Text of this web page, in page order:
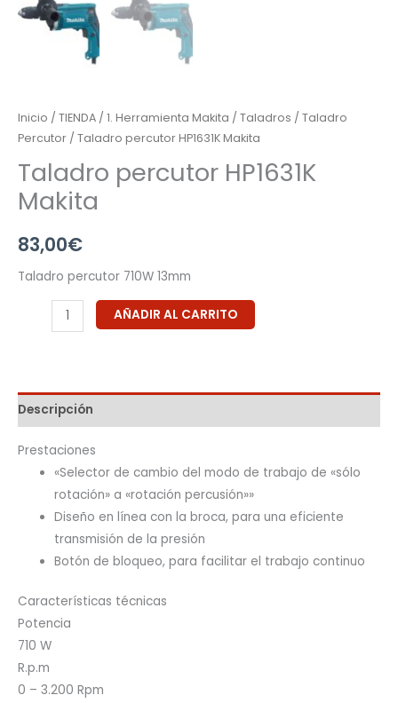
Inicio / TIENDA / 1. Herramienta Makita / Taladros / Taladro
Percutor / Taladro percutor HP1631K Makita
Taladro percutor HP1631K
Makita
83,00€
Taladro percutor 710W 13mm
AÑADIR AL CARRITO
Descripción
Prestaciones
«Selector de cambio del modo de trabajo de «sólo
rotación» a «rotación percusión»»
Diseño en línea con la broca, para una eficiente
transmisión de la presión
Botón de bloqueo, para facilitar el trabajo continuo
Características técnicas
Potencia
710 W
R.p.m
0 – 3.200 Rpm